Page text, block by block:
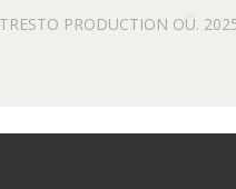
PRODUCTION OÜ.